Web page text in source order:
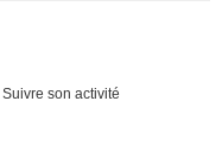
Suivre son activité